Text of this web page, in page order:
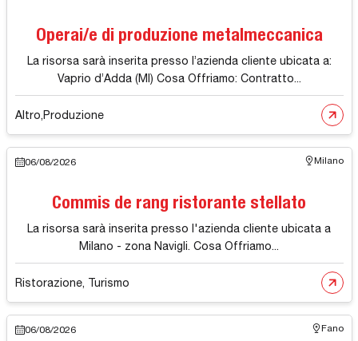
Operai/e di produzione metalmeccanica
La risorsa sarà inserita presso l’azienda cliente ubicata a:
Vaprio d’Adda (MI) Cosa Offriamo: Contratto...
Altro,Produzione
06/08/2026 Milano
Commis de rang ristorante stellato
La risorsa sarà inserita presso l'azienda cliente ubicata a
Milano - zona Navigli. Cosa Offriamo...
Ristorazione, Turismo
06/08/2026 Fano